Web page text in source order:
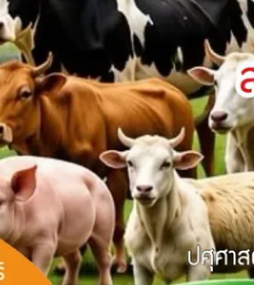
ะชาสัมพันธ์ (Newsletter) นานาปศุสัตว์
บาลเลือกตั้งกรรมการชุดแรก
69นี้
ะกาศเลือกตั้งกรรมการชุดแรก เปิดลง